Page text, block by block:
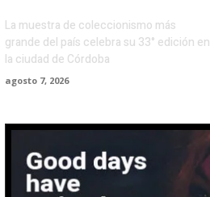
La muestra de coleccionismo más
grande del país celebra su 33° edición en
la ciudad de Córdoba
agosto 7, 2026